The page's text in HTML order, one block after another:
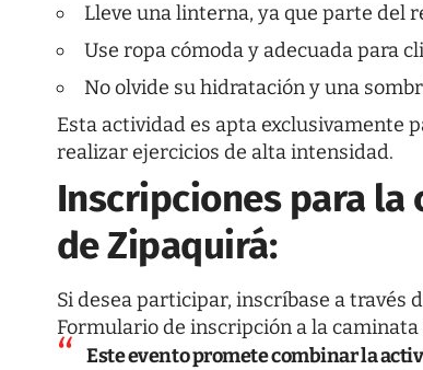
Lleve una linterna, ya que parte del
Use ropa cómoda y adecuada para
No olvide su hidratación y una
Esta actividad es apta exclusivamente
realizar ejercicios de alta intensidad.
Inscripciones para la
de Zipaquirá:
Si desea participar, inscríbase a través
Formulario de inscripción a la
Este evento promete combinar la